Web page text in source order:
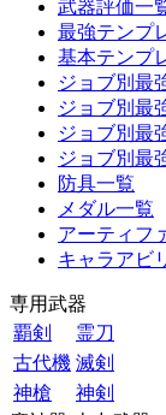
武器評価一
最強テンプ
基本テンプ
ジョブ別最
ジョブ別最
ジョブ別最
ジョブ別最
防具一覧
メダル一覧
アーティフ
キャラアビ
専用武器
覇剣
霊刀
古代機 滅剣
神槍
神剣